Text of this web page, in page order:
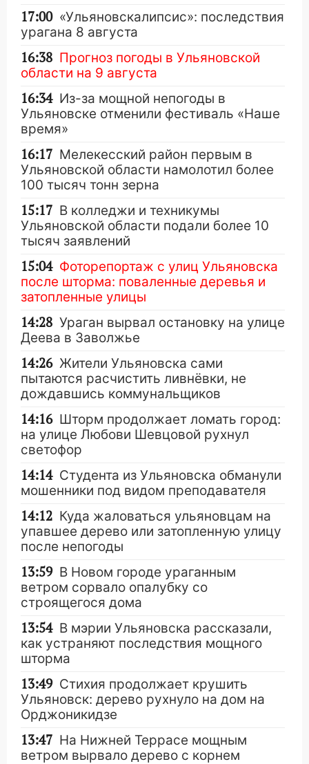
17:00 «Ульяновскалипсис»: последствия
урагана 8 августа
16:38 Прогноз погоды в Ульяновской
области на 9 августа
16:34 Из-за мощной непогоды в
Ульяновске отменили фестиваль «Наше
время»
16:17 Мелекесский район первым в
Ульяновской области намолотил более
100 тысяч тонн зерна
15:17 В колледжи и техникумы
Ульяновской области подали более 10
тысяч заявлений
15:04 Фоторепортаж с улиц Ульяновска
после шторма: поваленные деревья и
затопленные улицы
14:28 Ураган вырвал остановку на улице
Деева в Заволжье
14:26 Жители Ульяновска сами
пытаются расчистить ливнёвки, не
дождавшись коммунальщиков
14:16 Шторм продолжает ломать город:
на улице Любови Шевцовой рухнул
светофор
14:14 Студента из Ульяновска обманули
мошенники под видом преподавателя
14:12 Куда жаловаться ульяновцам на
упавшее дерево или затопленную улицу
после непогоды
13:59 В Новом городе ураганным
ветром сорвало опалубку со
строящегося дома
13:54 В мэрии Ульяновска рассказали,
как устраняют последствия мощного
шторма
13:49 Стихия продолжает крушить
Ульяновск: дерево рухнуло на дом на
Орджоникидзе
13:47 На Нижней Террасе мощным
ветром вырвало дерево с корнем